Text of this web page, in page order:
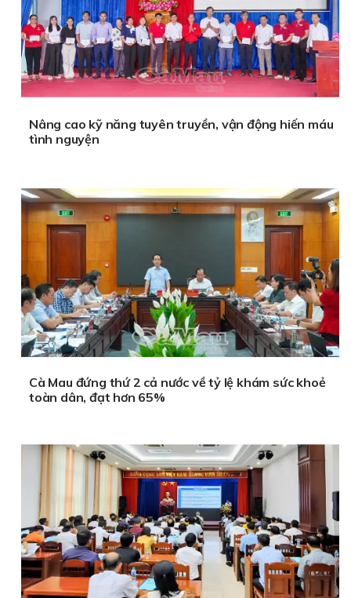
Nâng cao kỹ năng tuyên truyền, vận động hiến máu
tình nguyện
Cà Mau đứng thứ 2 cả nước về tỷ lệ khám sức khoẻ
toàn dân, đạt hơn 65%